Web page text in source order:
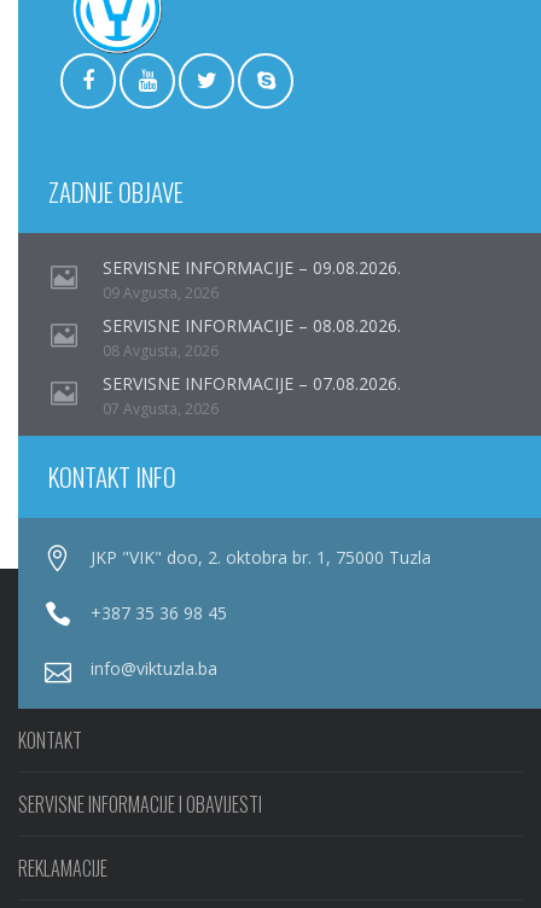
ZADNJE OBJAVE
SERVISNE INFORMACIJE – 09.08.2026.
09 Avgusta, 2026
SERVISNE INFORMACIJE – 08.08.2026.
08 Avgusta, 2026
SERVISNE INFORMACIJE – 07.08.2026.
07 Avgusta, 2026
KONTAKT INFO
JKP "VIK" doo, 2. oktobra br. 1, 75000 Tuzla
+387 35 36 98 45
info@viktuzla.ba
KONTAKT
SERVISNE INFORMACIJE I OBAVIJESTI
REKLAMACIJE